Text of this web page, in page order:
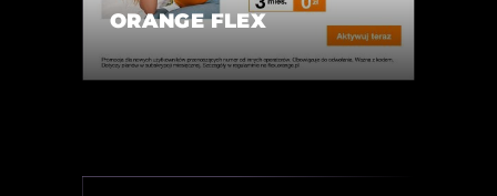
ORANGE FLEX